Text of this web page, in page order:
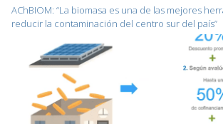
AChBIOM: “La biomasa es una de las mejores
reducir la contaminación del centro sur del país”